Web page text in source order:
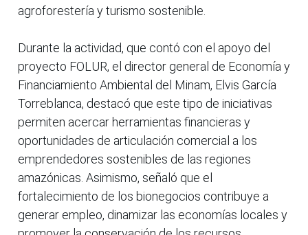
agroforestería y turismo sostenible.
Durante la actividad, que contó con el apoyo del
proyecto FOLUR, el director general de Economía y
Financiamiento Ambiental del Minam, Elvis García
Torreblanca, destacó que este tipo de iniciativas
permiten acercar herramientas financieras y
oportunidades de articulación comercial a los
emprendedores sostenibles de las regiones
amazónicas. Asimismo, señaló que el
fortalecimiento de los bionegocios contribuye a
generar empleo, dinamizar las economías locales y